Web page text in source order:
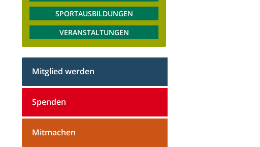
SPORTAUSBILDUNGEN
VERANSTALTUNGEN
Mitglied werden
Spenden
Mitmachen